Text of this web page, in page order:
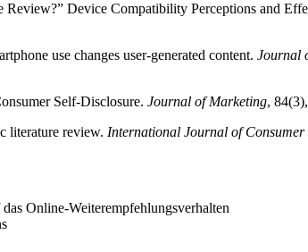
Device Compatibility Perceptions and
use changes user-generated content. Journal
Self-Disclosure. Journal of Marketing,
literature review. International Journal of Consumer
Online-Weiterempfehlungsverhalten